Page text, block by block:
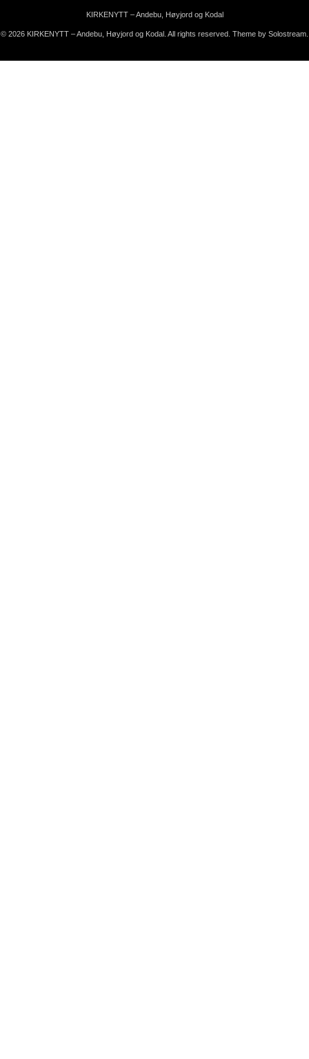
KIRKENYTT – Andebu, Høyjord og Kodal
© 2026 KIRKENYTT – Andebu, Høyjord og Kodal. All rights reserved. Theme by Solostream